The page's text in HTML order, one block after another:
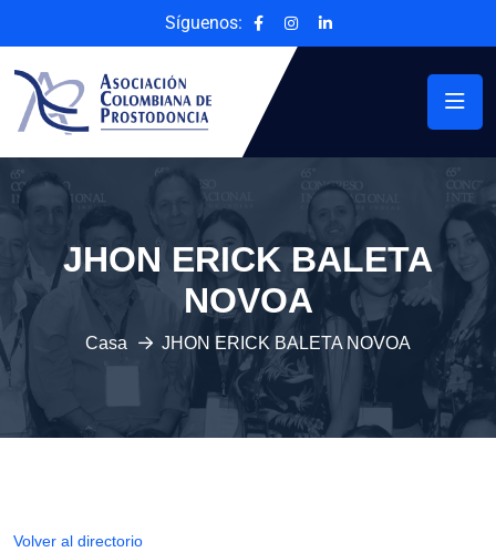
Síguenos:
JHON ERICK BALETA
NOVOA
Casa JHON ERICK BALETA NOVOA
Volver al directorio